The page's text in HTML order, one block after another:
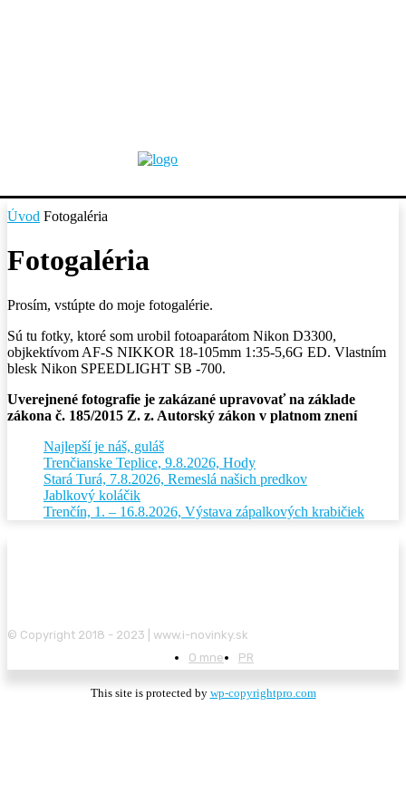
Úvod Fotogaléria
Fotogaléria
Prosím, vstúpte do moje fotogalérie.
Sú tu fotky, ktoré som urobil fotoaparátom Nikon D3300,
objkektívom AF-S NIKKOR 18-105mm 1:35-5,6G ED. Vlastním
blesk Nikon SPEEDLIGHT SB -700.
Uverejnené fotografie je zakázané upravovať na základe
zákona č. 185/2015 Z. z. Autorský zákon v platnom znení
Najlepší je náš, guláš
Trenčianske Teplice, 9.8.2026, Hody
Stará Turá, 7.8.2026, Remeslá našich predkov
Jablkový koláčik
Trenčín, 1. – 16.8.2026, Výstava zápalkových krabičiek
© Copyright 2018 - 2023 | www.i-novinky.sk
O mne
PR
This site is protected by wp-copyrightpro.com